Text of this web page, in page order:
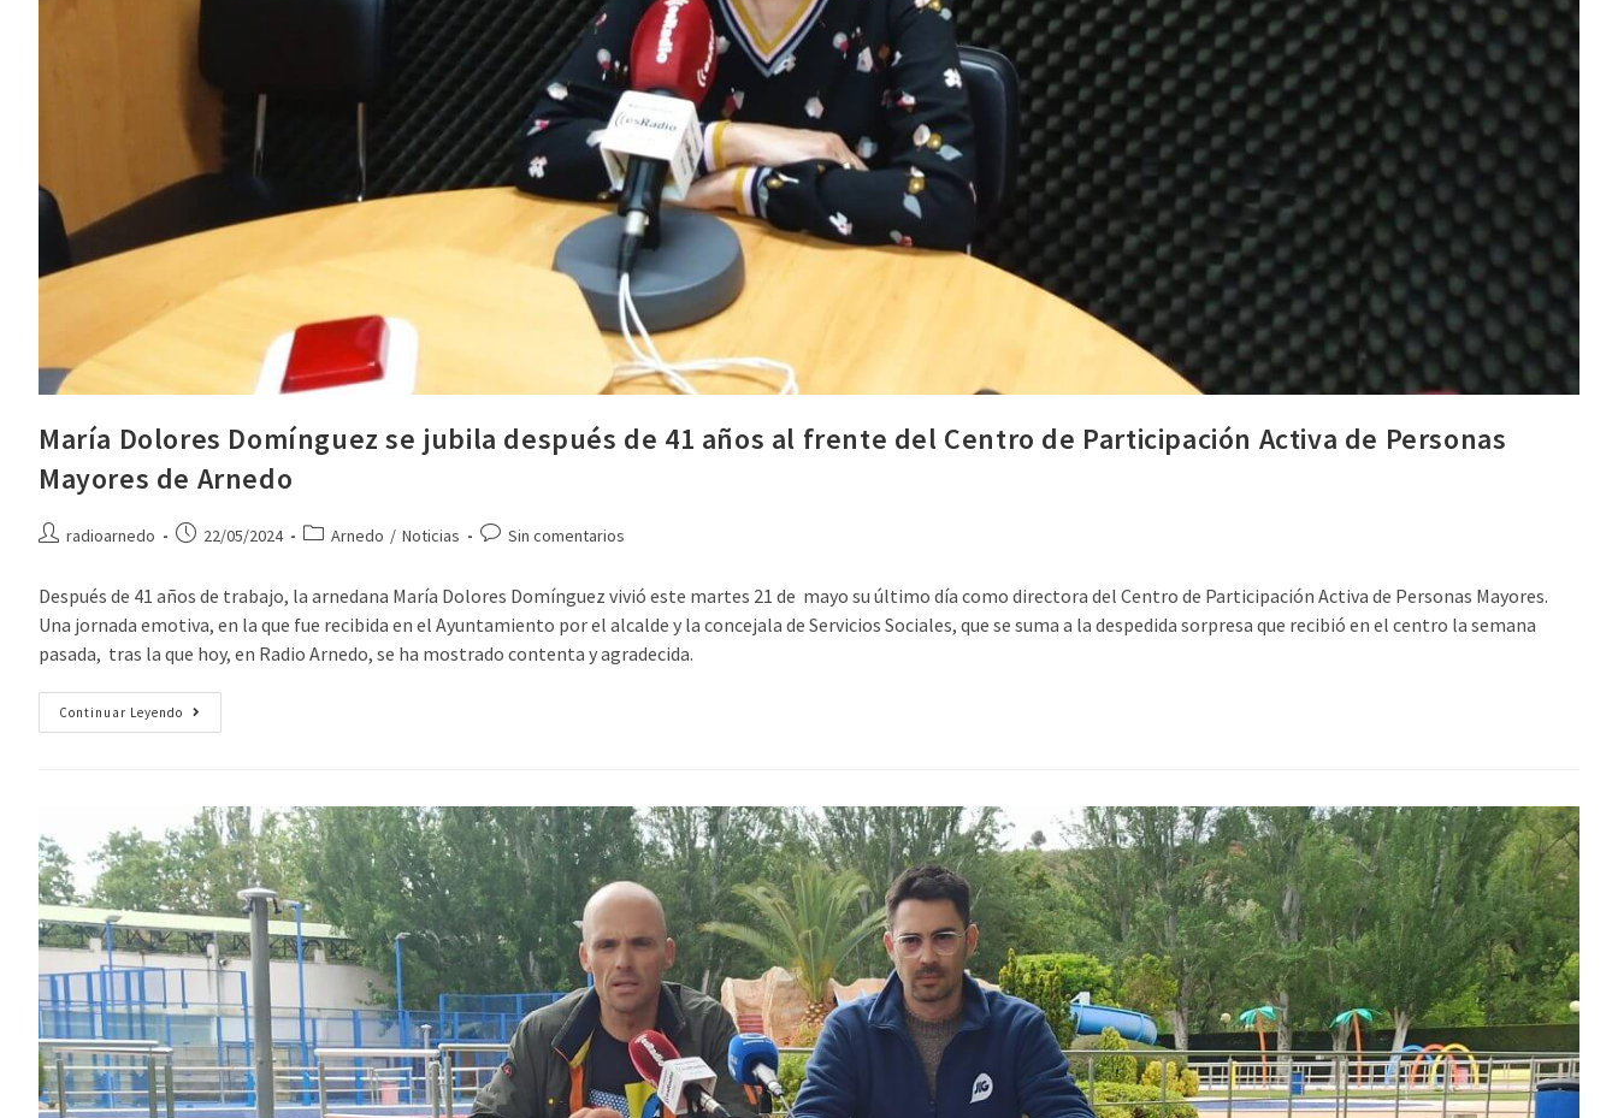
María Dolores Domínguez se jubila después de 41 años al frente del Centro de Participación Activa de Personas
Mayores de Arnedo
radioarnedo 22/05/2024 Arnedo / Noticias Sin comentarios
Después de 41 años de trabajo, la arnedana María Dolores Domínguez vivió este martes 21 de mayo su último día como directora del Centro de Participación Activa de Personas Mayores.
Una jornada emotiva, en la que fue recibida en el Ayuntamiento por el alcalde y la concejala de Servicios Sociales, que se suma a la despedida sorpresa que recibió en el centro la semana
pasada, tras la que hoy, en Radio Arnedo, se ha mostrado contenta y agradecida.
Continuar Leyendo